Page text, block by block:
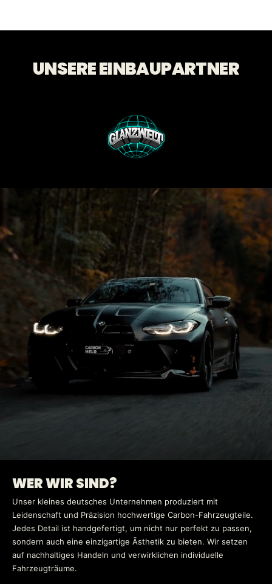
UNSERE EINBAUPARTNER
WER WIR SIND?
Unser kleines deutsches Unternehmen produziert mit
Leidenschaft und Präzision hochwertige Carbon-Fahrzeugteile.
Jedes Detail ist handgefertigt, um nicht nur perfekt zu passen,
sondern auch eine einzigartige Ästhetik zu bieten. Wir setzen
auf nachhaltiges Handeln und verwirklichen individuelle
Fahrzeugträume.